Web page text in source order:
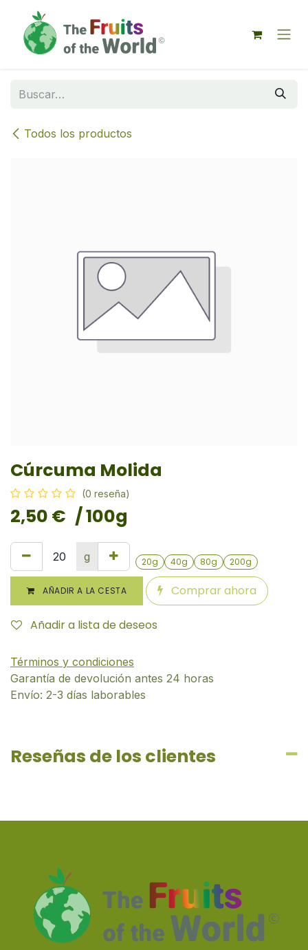
Todos los productos
Cúrcuma Molida
(0 reseña)
2,50 € / 100g
g 20g 40g 80g 200g
AÑADIR A LA CESTA Comprar ahora
Añadir a lista de deseos
Términos y condiciones
Garantía de devolución antes 24 horas
Envío: 2-3 días laborables
Reseñas de los clientes